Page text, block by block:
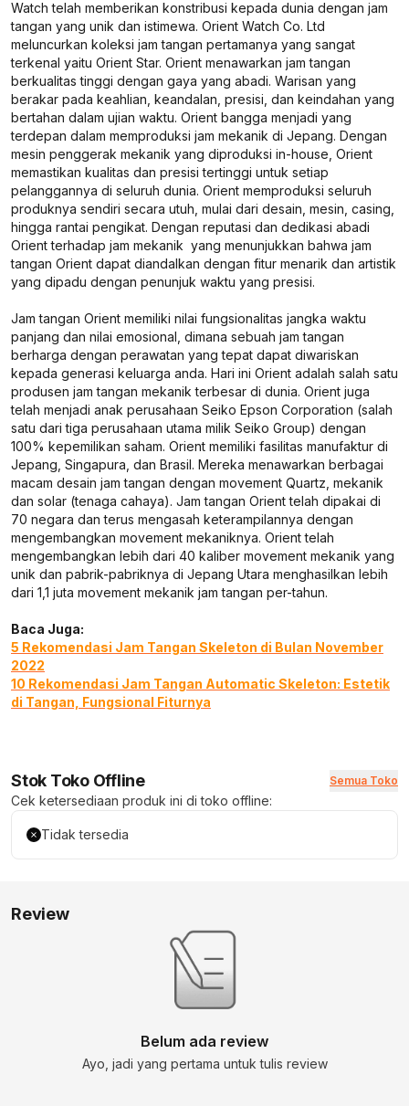
Watch telah memberikan konstribusi kepada dunia dengan jam
tangan yang unik dan istimewa. Orient Watch Co. Ltd
meluncurkan koleksi jam tangan pertamanya yang sangat
terkenal yaitu Orient Star. Orient menawarkan jam tangan
berkualitas tinggi dengan gaya yang abadi. Warisan yang
berakar pada keahlian, keandalan, presisi, dan keindahan yang
bertahan dalam ujian waktu. Orient bangga menjadi yang
terdepan dalam memproduksi jam mekanik di Jepang. Dengan
mesin penggerak mekanik yang diproduksi in-house, Orient
memastikan kualitas dan presisi tertinggi untuk setiap
pelanggannya di seluruh dunia. Orient memproduksi seluruh
produknya sendiri secara utuh, mulai dari desain, mesin, casing,
hingga rantai pengikat. Dengan reputasi dan dedikasi abadi
Orient terhadap jam mekanik yang menunjukkan bahwa jam
tangan Orient dapat diandalkan dengan fitur menarik dan artistik
yang dipadu dengan penunjuk waktu yang presisi.
Jam tangan Orient memiliki nilai fungsionalitas jangka waktu
panjang dan nilai emosional, dimana sebuah jam tangan
berharga dengan perawatan yang tepat dapat diwariskan
kepada generasi keluarga anda. Hari ini Orient adalah salah satu
produsen jam tangan mekanik terbesar di dunia. Orient juga
telah menjadi anak perusahaan Seiko Epson Corporation (salah
satu dari tiga perusahaan utama milik Seiko Group) dengan
100% kepemilikan saham. Orient memiliki fasilitas manufaktur di
Jepang, Singapura, dan Brasil. Mereka menawarkan berbagai
macam desain jam tangan dengan movement Quartz, mekanik
dan solar (tenaga cahaya). Jam tangan Orient telah dipakai di
70 negara dan terus mengasah keterampilannya dengan
mengembangkan movement mekaniknya. Orient telah
mengembangkan lebih dari 40 kaliber movement mekanik yang
unik dan pabrik-pabriknya di Jepang Utara menghasilkan lebih
dari 1,1 juta movement mekanik jam tangan per-tahun.
Baca Juga:
5 Rekomendasi Jam Tangan Skeleton di Bulan November
2022
10 Rekomendasi Jam Tangan Automatic Skeleton: Estetik
di Tangan, Fungsional Fiturnya
Stok Toko Offline Semua Toko
Cek ketersediaan produk ini di toko offline:
Tidak tersedia
Review
Belum ada review
Ayo, jadi yang pertama untuk tulis review